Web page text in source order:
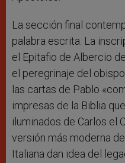
La sección final
palabra escrita. La
el Epitafio de Albercio
el peregrinaje del
las cartas de Pablo
impresas de la Biblia
iluminados de Carlos el
versión más moderna
Italiana dan idea del